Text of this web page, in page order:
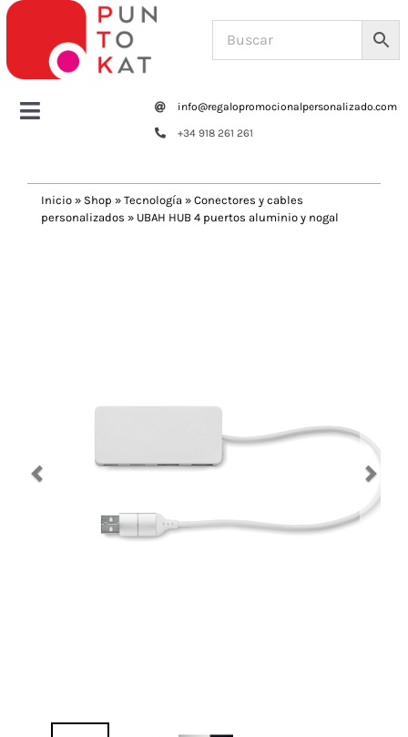
Saltar
contenido
Toggle
Tazas y botellas
Navidad 🎄 Invierno
info@regalopromocionalpersonalizado.com
+34 918 261 261
Inicio » Shop » Tecnología » Conectores y cables
personalizados » UBAH HUB 4 puertos aluminio y nogal